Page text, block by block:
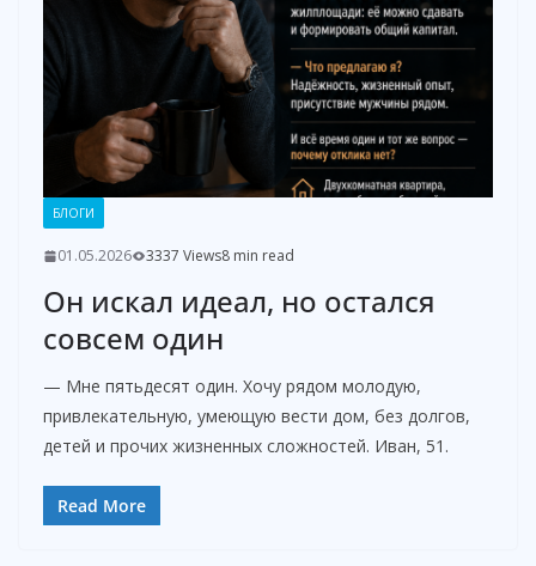
БЛОГИ
01.05.2026 3337 Views8 min read
Он искал идеал, но остался
совсем один
— Мне пятьдесят один. Хочу рядом молодую,
привлекательную, умеющую вести дом, без долгов,
детей и прочих жизненных сложностей. Иван, 51.
Read More